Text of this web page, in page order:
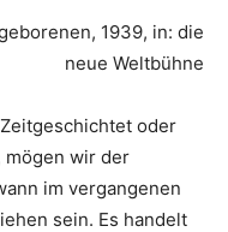
1939, in: die
neue Weltbühne
oder
mögen wir der
im vergangenen
sein. Es handelt